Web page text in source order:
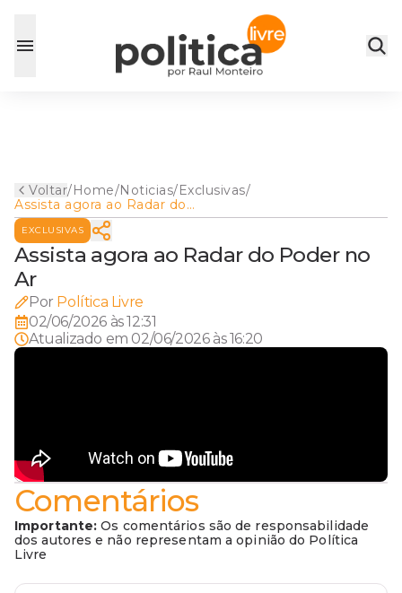
Voltar/Home/Noticias/Exclusivas/
Assista agora ao Radar do
Poder no Ar
EXCLUSIVAS
Assista agora ao Radar do Poder no
Ar
Por Política Livre
02/06/2026 às 12:31
Atualizado em 02/06/2026 às 16:20
Comentários
Importante: Os comentários são de responsabilidade
dos autores e não representam a opinião do Política
Livre